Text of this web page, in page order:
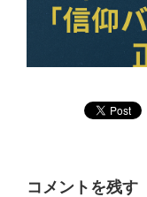
コメントを残す